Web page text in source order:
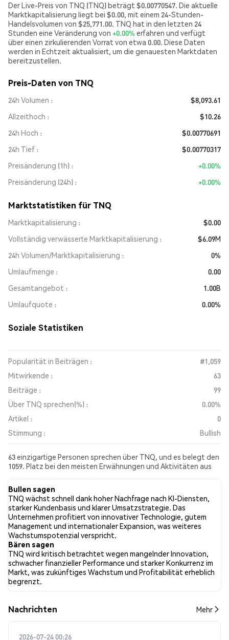
Der Live-Preis von TNQ (TNQ) beträgt $0.00770547. Die aktuelle
Marktkapitalisierung liegt bei $0.00, mit einem 24-Stunden-
Handelsvolumen von $25,771.00. TNQ hat in den letzten 24
Stunden eine Veränderung von +0.00% erfahren und verfügt
über einen zirkulierenden Vorrat von etwa 0.00. Diese Daten
werden in Echtzeit aktualisiert, um die genauesten Marktdaten
bereitzustellen.
Preis-Daten von TNQ
24h Volumen
$8,093.61
Allzeithoch
$10.26
24h Hoch
$0.00770691
24h Tief
$0.00770317
Preisänderung (1h)
+0.00%
Preisänderung (24h)
+0.00%
Marktstatistiken für TNQ
Marktkapitalisierung
$0.00
Vollständig verwässerte Marktkapitalisierung
$6.09M
24h Volumen/Marktkapitalisierung
0%
Umlaufmenge
0.00
Gesamtangebot
1.00B
Umlaufquote
0.00%
Soziale Statistiken
Popularität in Beiträgen :
#1,059
Mitwirkende :
63
Beiträge :
99
Über TNQ sprechen(%) :
0.00%
Artikel :
0
Stimmung :
Bullish
63 einzigartige Personen sprechen über TNQ, und es belegt den
1059. Platz bei den meisten Erwähnungen und Aktivitäten aus
Stimmung gegenüber TNQ in allen sozialen Medien Bullish.
Schließlich wurden 0 Nachrichtenartikel über TNQ veröffentlicht.
Auf Twitter hatten NaN% der Tweets eine bullishe Stimmung im
Vergleich zu NaN% der Tweets mit einer bärischen Stimmung
über TNQ. NaN% der Tweets waren neutral gegenüber TNQ.
Diese Stimmungen basieren auf 0 Tweets.
Bullen sagen
TNQ wächst schnell dank hoher Nachfrage nach KI-Diensten,
starker Kundenbasis und klarer Umsatzstrategie. Das
Unternehmen profitiert von innovativer Technologie, gutem
Management und internationaler Expansion, was weiteres
Wachstumspotenzial verspricht.
Bären sagen
TNQ wird kritisch betrachtet wegen mangelnder Innovation,
schwacher finanzieller Performance und starker Konkurrenz im
Markt, was zukünftiges Wachstum und Profitabilität erheblich
begrenzt.
Nachrichten Mehr
2026-07-24 00:26